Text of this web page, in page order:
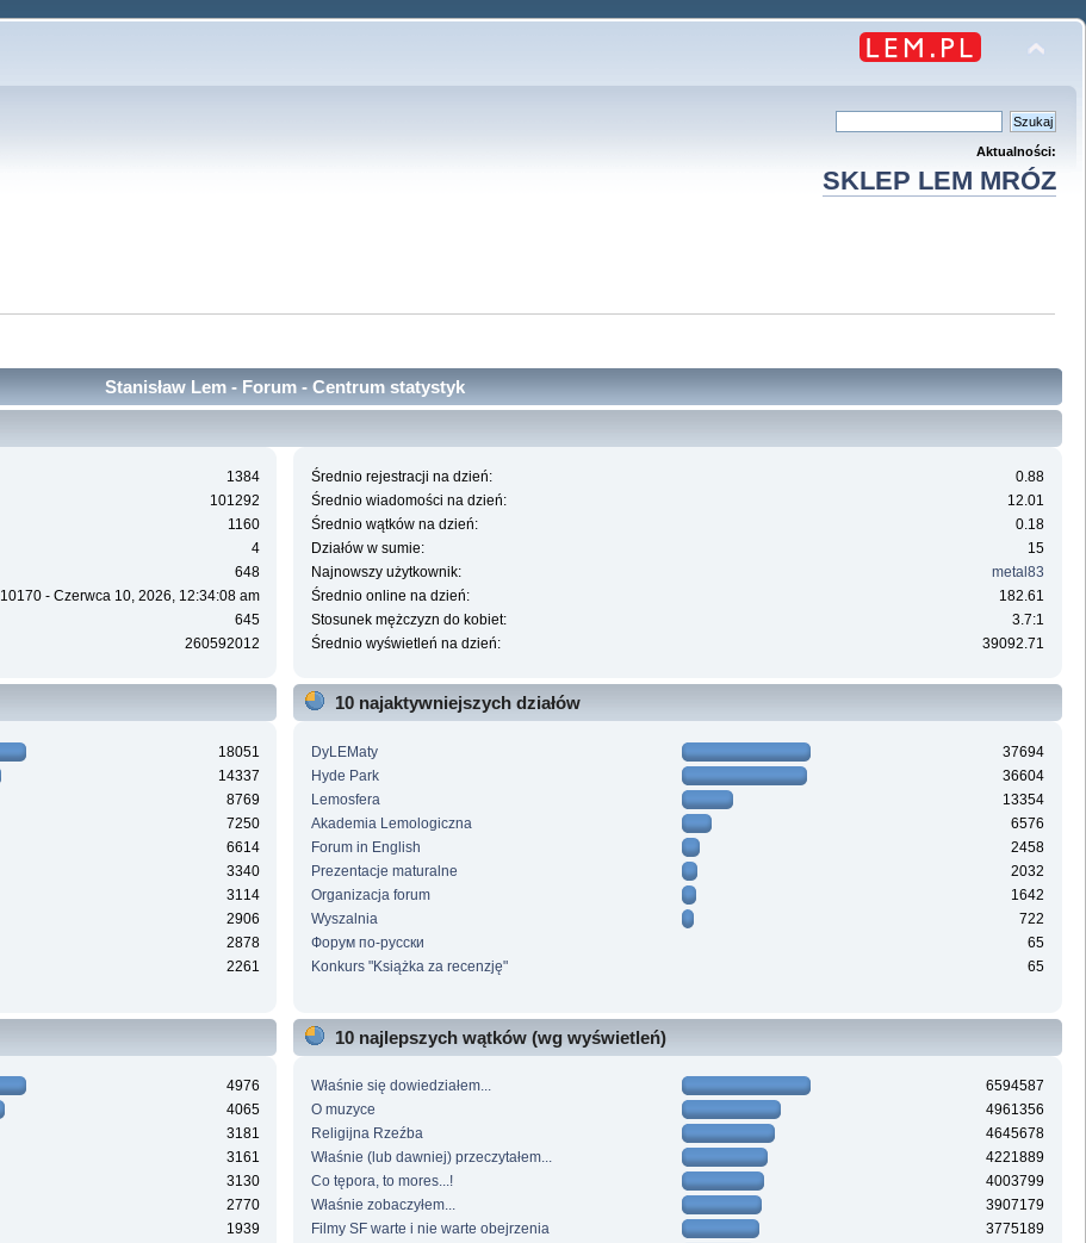
Aktualności:
SKLEP LEM MRÓZ
Stanisław Lem - Forum - Centrum statystyk
1384
101292
1160
4
648
10170 - Czerwca 10, 2026, 12:34:08 am
645
260592012
Średnio rejestracji na dzień:
0.88
Średnio wiadomości na dzień:
12.01
Średnio wątków na dzień:
0.18
Działów w sumie:
15
Najnowszy użytkownik:
metal83
Średnio online na dzień:
182.61
Stosunek mężczyzn do kobiet:
3.7:1
Średnio wyświetleń na dzień:
39092.71
18051
14337
8769
7250
6614
3340
3114
2906
2878
2261
10 najaktywniejszych działów
DyLEMaty
37694
Hyde Park
36604
Lemosfera
13354
Akademia Lemologiczna
6576
Forum in English
2458
Prezentacje maturalne
2032
Organizacja forum
1642
Wyszalnia
722
Форум по-русски
65
Konkurs "Książka za recenzję"
65
4976
4065
3181
3161
3130
2770
1939
10 najlepszych wątków (wg wyświetleń)
Właśnie się dowiedziałem...
6594587
O muzyce
4961356
Religijna Rzeźba
4645678
Właśnie (lub dawniej) przeczytałem...
4221889
Co tępora, to mores...!
4003799
Właśnie zobaczyłem...
3907179
Filmy SF warte i nie warte obejrzenia
3775189